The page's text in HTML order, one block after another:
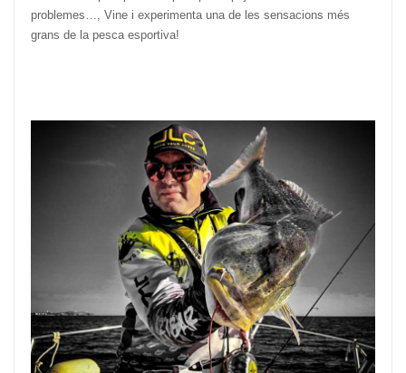
problemes…, Vine i experimenta una de les sensacions més
grans de la pesca esportiva!